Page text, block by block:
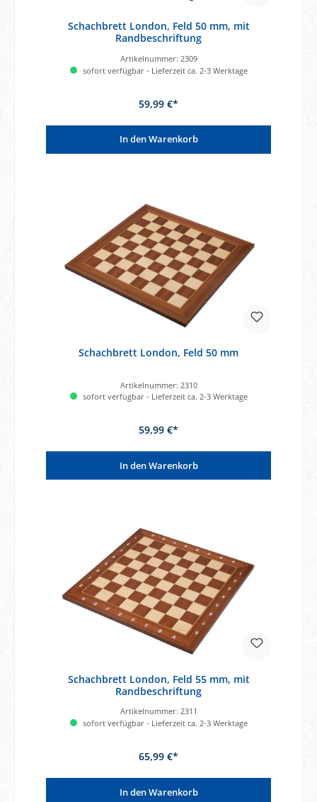
Schachbrett London, Feld 50 mm, mit
Randbeschriftung
Artikelnummer: 2309
sofort verfügbar - Lieferzeit ca. 2-3 Werktage
59,99 €*
In den Warenkorb
Schachbrett London, Feld 50 mm
Artikelnummer: 2310
sofort verfügbar - Lieferzeit ca. 2-3 Werktage
59,99 €*
In den Warenkorb
Schachbrett London, Feld 55 mm, mit
Randbeschriftung
Artikelnummer: 2311
sofort verfügbar - Lieferzeit ca. 2-3 Werktage
65,99 €*
In den Warenkorb